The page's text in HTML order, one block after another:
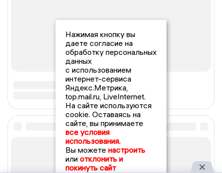
Нажимая кнопку вы
даете согласие на
обработку персональных
данных
с использованием
интернет-сервиса
Яндекс.Метрика,
top.mail.ru, LiveInternet.
На сайте используются
cookie. Оставаясь на
сайте, вы принимаете
все условия
использования.
Вы можете настроить
или отклонить и
покинуть сайт